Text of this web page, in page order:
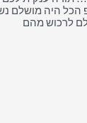
הכל היה מושלם
לרכוש מהם